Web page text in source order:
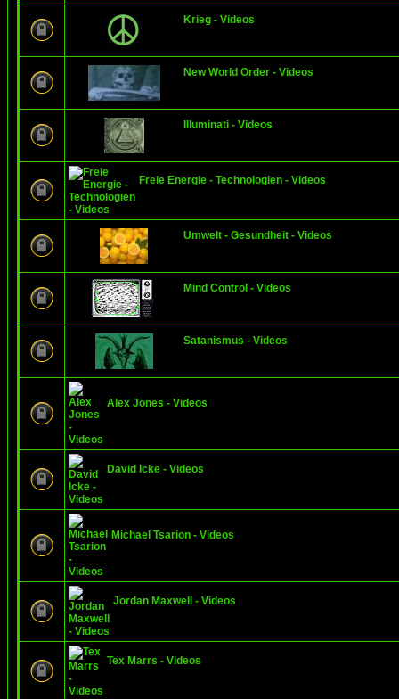
Krieg - Videos
New World Order - Videos
Illuminati - Videos
Freie Energie - Technologien - Videos
Umwelt - Gesundheit - Videos
Mind Control - Videos
Satanismus - Videos
Alex Jones - Videos
David Icke - Videos
Michael Tsarion - Videos
Jordan Maxwell - Videos
Tex Marrs - Videos